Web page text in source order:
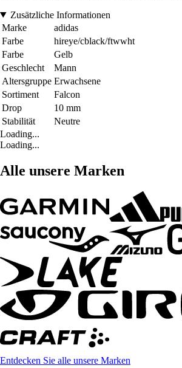
Zusätzliche Informationen
Marke
adidas
Farbe
hireye/cblack/ftwwht
Farbe
Gelb
Geschlecht
Mann
Altersgruppe Erwachsene
Sortiment
Falcon
Drop
10 mm
Stabilität
Neutre
Loading...
Loading...
Alle unsere Marken
Entdecken Sie alle unsere Marken